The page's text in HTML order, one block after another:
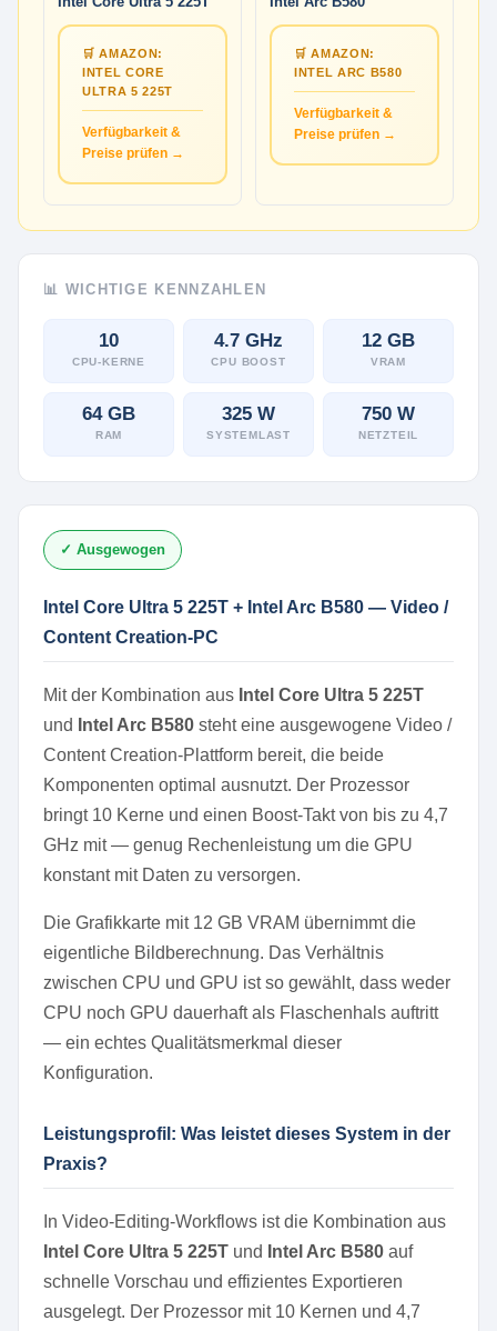
🛒 AMAZON:
INTEL CORE
ULTRA 5 225T
Verfügbarkeit &
Preise prüfen →
🛒 AMAZON:
INTEL ARC B580
Verfügbarkeit &
Preise prüfen →
📊 WICHTIGE KENNZAHLEN
10
CPU-KERNE
4.7 GHz
CPU BOOST
12 GB
VRAM
64 GB
RAM
325 W
SYSTEMLAST
750 W
NETZTEIL
✓ Ausgewogen
Intel Core Ultra 5 225T + Intel Arc B580 — Video /
Content Creation-PC
Mit der Kombination aus Intel Core Ultra 5 225T
und
Intel Arc B580 steht eine ausgewogene Video /
Content Creation-Plattform bereit, die beide
Komponenten optimal ausnutzt. Der Prozessor
bringt 10 Kerne und einen Boost-Takt von bis zu 4,7
GHz mit — genug Rechenleistung um die GPU
konstant mit Daten zu versorgen.
Die Grafikkarte mit 12 GB VRAM übernimmt die
eigentliche Bildberechnung. Das Verhältnis
zwischen CPU und GPU ist so gewählt, dass weder
CPU noch GPU dauerhaft als Flaschenhals auftritt
— ein echtes Qualitätsmerkmal dieser
Konfiguration.
Leistungsprofil: Was leistet dieses System in der
Praxis?
In Video-Editing-Workflows ist die Kombination aus
Intel Core Ultra 5 225T und Intel Arc B580 auf
schnelle Vorschau und effizientes Exportieren
ausgelegt. Der Prozessor mit 10 Kernen und 4,7